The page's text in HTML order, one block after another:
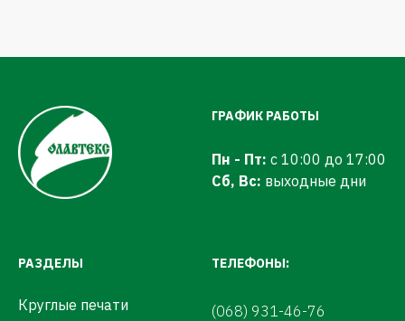
ГРАФИК РАБОТЫ
Пн - Пт: с 10:00 до 17:00
Сб, Вс: выходные дни
РАЗДЕЛЫ
Круглые печати
ТЕЛЕФОНЫ:
(068) 931-46-76